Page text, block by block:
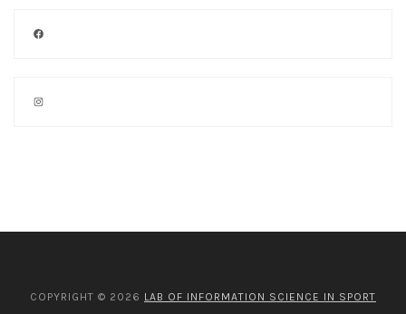
Facebook
Instagram
COPYRIGHT © 2026 LAB OF INFORMATION SCIENCE IN SPORT